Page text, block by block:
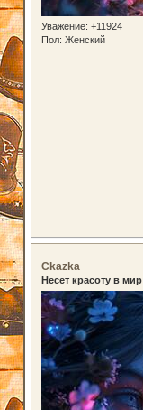
Уважение: +11924
Пол: Женский
Ckazka
Несет красоту в мир